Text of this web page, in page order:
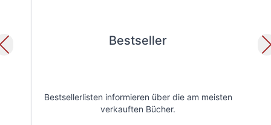
Bestseller
Bestsellerlisten informieren über die am meisten
verkauften Bücher.